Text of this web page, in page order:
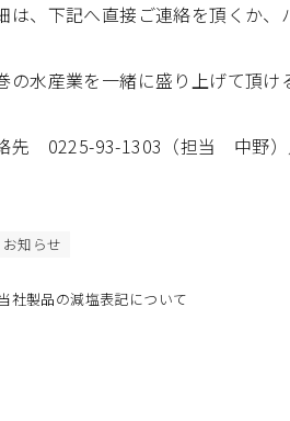
は、下記へ直接ご連絡を頂くか、
の水産業を一緒に盛り上げて頂け
先 0225-93-1303（担当 中野）
お知らせ
社製品の減塩表記について